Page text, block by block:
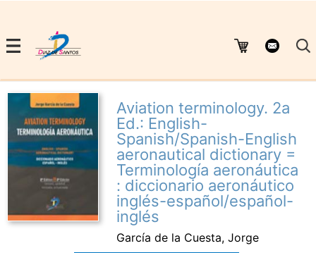
Aviation terminology. 2a
Ed.: English-
Spanish/Spanish-English
aeronautical dictionary =
Terminología aeronáutica
: diccionario aeronáutico
inglés-español/español-
inglés
García de la Cuesta, Jorge